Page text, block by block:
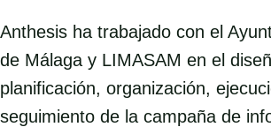
Anthesis ha trabajado con el
de Málaga y LIMASAM en el
planificación, organización,
seguimiento de la campaña de